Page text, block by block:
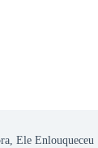
Ele Enlouqueceu